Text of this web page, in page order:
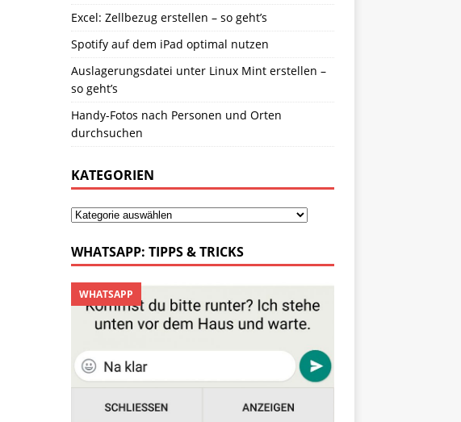
Excel: Zellbezug erstellen – so geht’s
Spotify auf dem iPad optimal nutzen
Auslagerungsdatei unter Linux Mint erstellen –
so geht’s
Handy-Fotos nach Personen und Orten
durchsuchen
KATEGORIEN
WHATSAPP: TIPPS & TRICKS
WHATSAPP